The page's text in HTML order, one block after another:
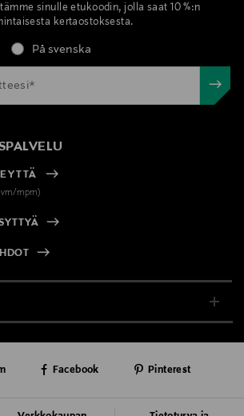
sinulle etukoodin, jolla saat 10 %:n
kertaostoksesta.
På svenska
mpm)
Facebook Pinterest